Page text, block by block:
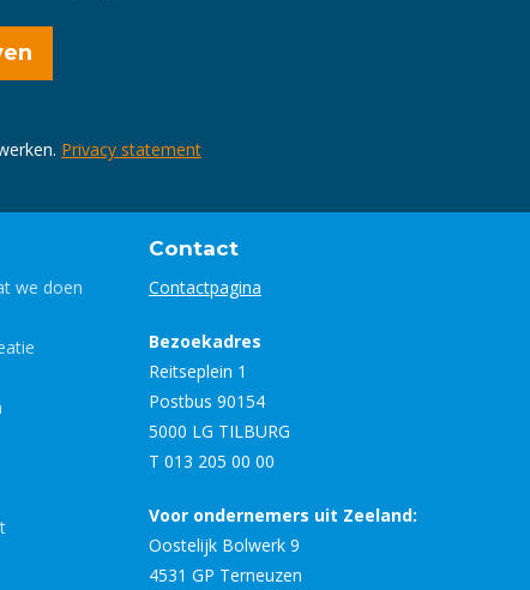
Privacy statement
we doen
Contact
Contactpagina
Bezoekadres
Reitseplein 1
Postbus 90154
5000 LG TILBURG
T 013 205 00 00
Voor ondernemers uit Zeeland:
Oostelijk Bolwerk 9
4531 GP Terneuzen